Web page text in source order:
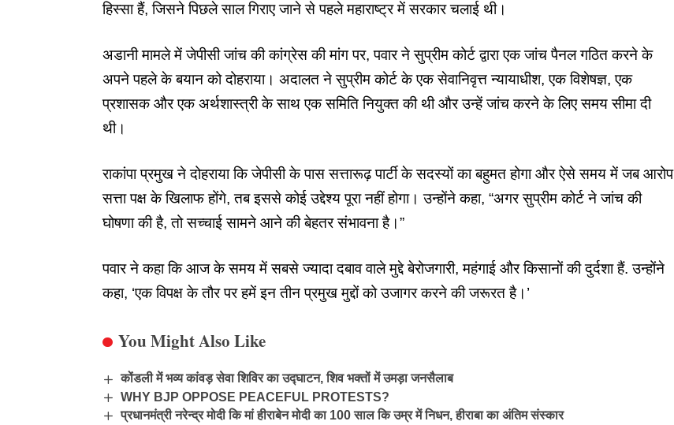
हिस्सा हैं, जिसने पिछले साल गिराए जाने से पहले महाराष्ट्र में सरकार चलाई थी।
अडानी मामलेमें जेपीसी जांच की कांग्रेस की मांग पर, पवार ने सुप्रीम कोर्ट द्वारा एक जांच पैनल गठित करने के
अपने पहले के बयान को दोहराया। अदालत ने सुप्रीम कोर्ट के एक सेवानिवृत्त न्यायाधीश, एक विशेषज्ञ, एक
प्रशासक और एक अर्थशास्त्री के साथ एक समिति नियुक्त की थी और उन्हें जांच करने के लिए समय सीमा दी
थी।
राकांपा प्रमुख ने दोहराया कि जेपीसी के पास सत्तारूढ़ पार्टी के सदस्यों का बहुमत होगा और ऐसे समय में जब आरोप
सत्ता पक्ष के खिलाफ होंगे, तब इससे कोई उद्देश्य पूरा नहीं होगा। उन्होंने कहा, “अगर सुप्रीम कोर्ट ने जांच की
घोषणा की है, तोसच्चाईसामने आने की बेहतर संभावना है।”
पवार ने कहा कि आज के समय में सबसे ज्यादा दबाव वाले मुद्दे बेरोजगारी, महंगाई और किसानों की दुर्दशा हैं. उन्होंने
कहा, ‘एक विपक्ष के तौर पर हमें इन तीन प्रमुख मुद्दों को उजागर करने की जरूरत है।’
You Might Also Like
कोंडली में भव्य कांवड़ सेवा शिविर का उद्घाटन, शिव भक्तों में उमड़ा जनसैलाब
WHY BJP OPPOSE PEACEFUL PROTESTS?
प्रधानमंत्री नरेन्द्र मोदी कि मां हीराबेन मोदी का 100 साल कि उम्र में निधन, हीराबा का अंतिम संस्कार